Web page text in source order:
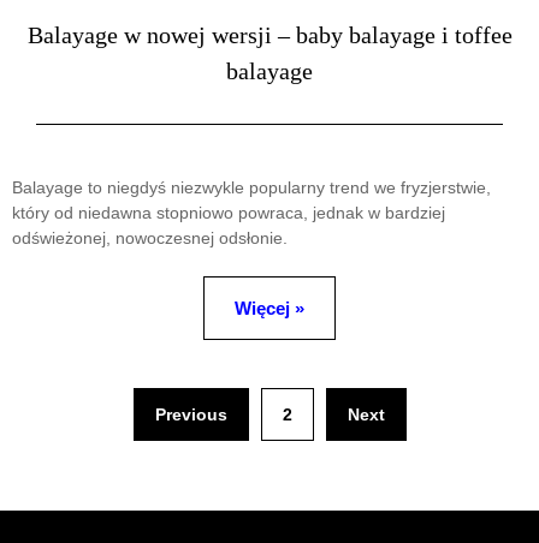
Balayage w nowej wersji – baby balayage i toffee
balayage
Balayage to niegdyś niezwykle popularny trend we fryzjerstwie,
który od niedawna stopniowo powraca, jednak w bardziej
odświeżonej, nowoczesnej odsłonie.
Więcej »
Previous 2 Next